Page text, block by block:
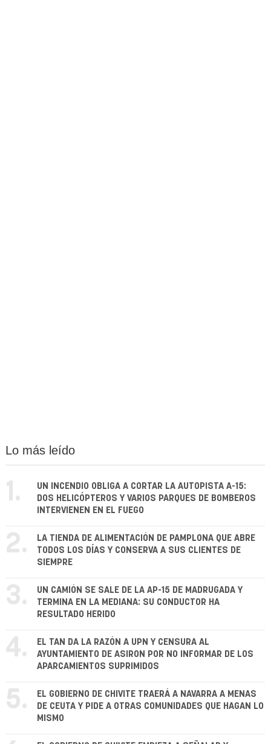
Lo más leído
1.
UN INCENDIO OBLIGA A CORTAR LA AUTOPISTA A-15:
DOS HELICÓPTEROS Y VARIOS PARQUES DE BOMBEROS
INTERVIENEN EN EL FUEGO
2.
LA TIENDA DE ALIMENTACIÓN DE PAMPLONA QUE ABRE
TODOS LOS DÍAS Y CONSERVA A SUS CLIENTES DE
SIEMPRE
3.
UN CAMIÓN SE SALE DE LA AP-15 DE MADRUGADA Y
TERMINA EN LA MEDIANA: SU CONDUCTOR HA
RESULTADO HERIDO
4.
EL TAN DA LA RAZÓN A UPN Y CENSURA AL
AYUNTAMIENTO DE ASIRON POR NO INFORMAR DE LOS
APARCAMIENTOS SUPRIMIDOS
5.
EL GOBIERNO DE CHIVITE TRAERÁ A NAVARRA A MENAS
DE CEUTA Y PIDE A OTRAS COMUNIDADES QUE HAGAN LO
MISMO